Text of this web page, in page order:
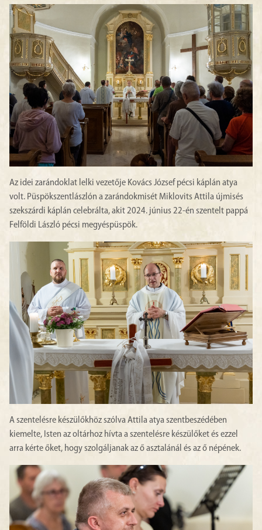
Az idei zarándoklat lelki vezetője Kovács József pécsi káplán atya
volt. Püspökszentlászlón a zarándokmisét Miklovits Attila újmisés
szekszárdi káplán celebrálta, akit 2024. június 22-én szentelt pappá
Felföldi László pécsi megyéspüspök.
A szentelésre készülőkhöz szólva Attila atya szentbeszédében
kiemelte, Isten az oltárhoz hívta a szentelésre készülőket és ezzel
arra kérte őket, hogy szolgáljanak az ő asztalánál és az ő népének.